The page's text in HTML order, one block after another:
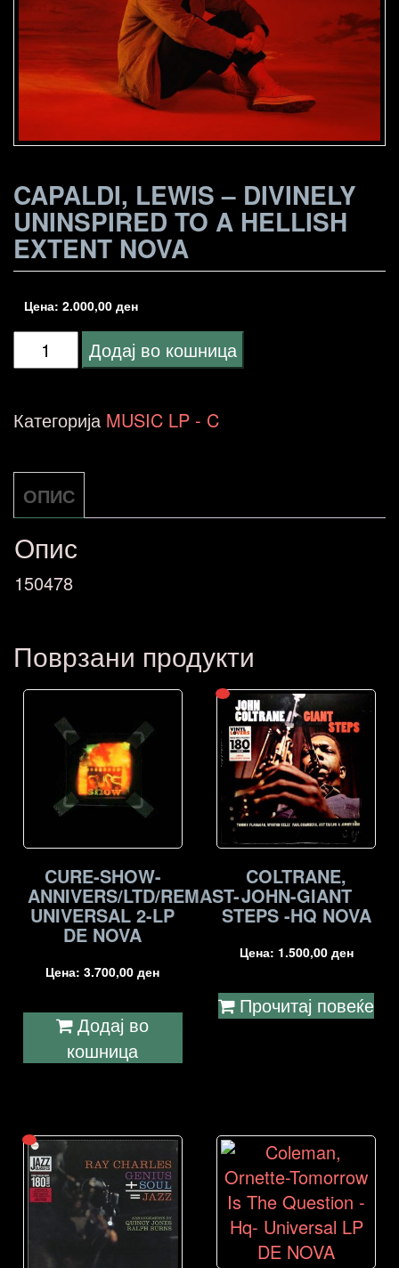
CAPALDI, LEWIS – DIVINELY
UNINSPIRED TO A HELLISH
EXTENT NOVA
Цена: 2.000,00 ден
Capaldi,
-
Uninspired
To
A
количина
Додај во кошница
Категорија MUSIC LP - C
ОПИС
Опис
150478
Поврзани продукти
CURE-SHOW-
ANNIVERS/LTD/REMAST-
UNIVERSAL 2-LP
DE NOVA
Цена:3.700,00ден
Додај во
кошница
COLTRANE,
JOHN-GIANT
STEPS -HQ NOVA
Цена: 1.500,00 ден
Прочитај повеќе